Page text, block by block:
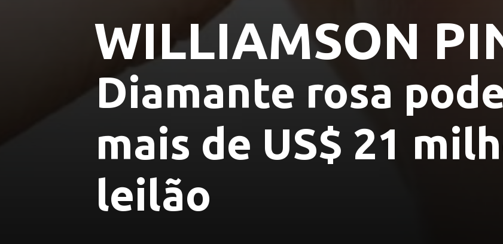
WILLIAMSON
Diamante rosa
mais de US$ 21
leilão